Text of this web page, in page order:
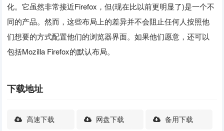
化。它虽然非常接近Firefox，但(现在比以前更明显了)是一个不
同的产品。然而，这些布局上的差异并不会阻止任何人按照他
们想要的方式配置他们的浏览器界面。如果他们愿意，还可以
包括Mozilla Firefox的默认布局。
下载地址
高速下载 网盘下载 备用下载